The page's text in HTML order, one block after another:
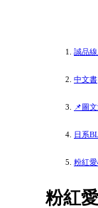
誠品線
中文書
📌圖
日系BL
粉紅
粉紅